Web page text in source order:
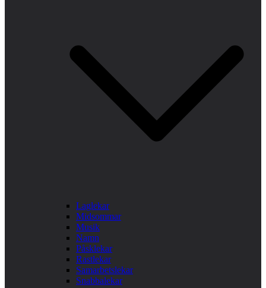
Laglekar
Midsommar
Musik
Namn
Påsklekar
Rastlekar
Samarbetslekar
Snabbalekar